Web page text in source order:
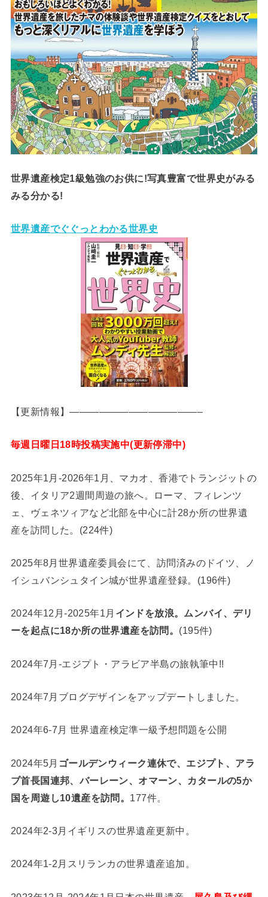
世界遺産検定1級勉強のお供に!写真豊富で世界史がみる
みる分かる!
世界遺産でぐぐっとわかる世界史
【更新情報】—————————————–
毎週日曜日18時投稿実施中(更新停滞中)
2025年1月-2026年1月、マカオ、香港でトランジットの
後、イタリア2週間周遊の旅へ。ローマ、フィレンツ
ェ、ヴェネツィアなど北部を中心に計28か所の世界遺
産を訪問した。(224件)
2025年8月世界遺産委員会にて、訪問済みのドイツ、ノ
イシュバンシュタイン城が世界遺産登録。(196件)
2024年12月-2025年1月 インドを放浪。ムンバイ、デリ
ーを起点に18か所の世界遺産を訪問。 (195件)
2024年7月-エジプト・アラビア半島の旅執筆中!!
2024年7月ブログデザインをアップデートしました。
2024年6-7月 世界遺産検定準一級予想問題を公開
2024年5月 ゴールデンウィーク連休で、エジプト、アラ
ブ首長国連邦、バーレーン、オマーン、カタールの5か
国を周遊し10遺産を訪問。 177件。
2024年2-3月イギリスの世界遺産更新中。
2024年1-2月スリランカの世界遺産追加。